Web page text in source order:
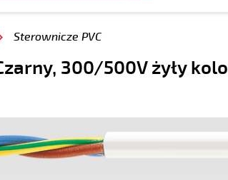
Sterownicze PVC
300/500V żyły